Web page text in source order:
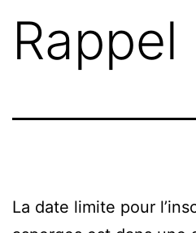
Rappel
La date limite pour